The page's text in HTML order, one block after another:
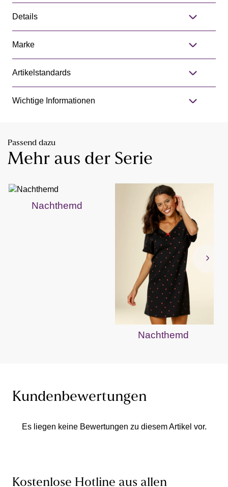
Details
Marke
Artikelstandards
Wichtige Informationen
Passend dazu
Mehr aus der Serie
Nachthemd
Nachthemd
Kundenbewertungen
Es liegen keine Bewertungen zu diesem Artikel vor.
Kostenlose Hotline aus allen